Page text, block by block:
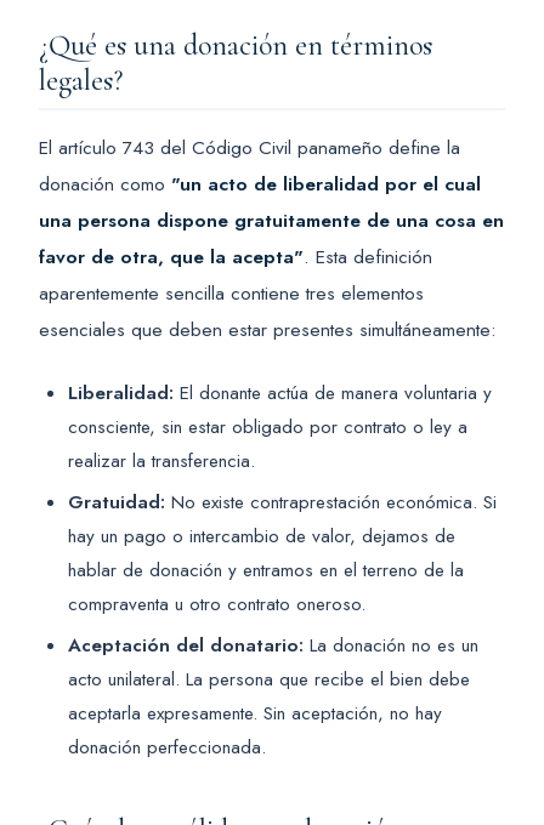
¿Qué es una donación en términos
legales?
El artículo 743 del Código Civil panameño define la
donación como "un acto de liberalidad por el cual
una persona dispone gratuitamente de una cosa en
favor de otra, que la acepta". Esta definición
aparentemente sencilla contiene tres elementos
esenciales que deben estar presentes simultáneamente:
Liberalidad: El donante actúa de manera voluntaria y
consciente, sin estar obligado por contrato o ley a
realizar la transferencia.
Gratuidad: No existe contraprestación económica. Si
hay un pago o intercambio de valor, dejamos de
hablar de donación y entramos en el terreno de la
compraventa u otro contrato oneroso.
Aceptación del donatario: La donación no es un
acto unilateral. La persona que recibe el bien debe
aceptarla expresamente. Sin aceptación, no hay
donación perfeccionada.